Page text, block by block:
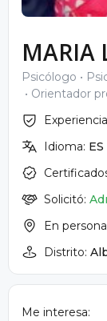
MARIA
Psicólogo
Orientador
Idioma: ES
Solicitó:
En
Distrito:
Me interesa: